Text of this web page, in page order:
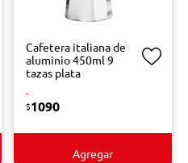
Cafetera italiana de
aluminio 450ml 9
tazas plata
-
$1090
Agregar